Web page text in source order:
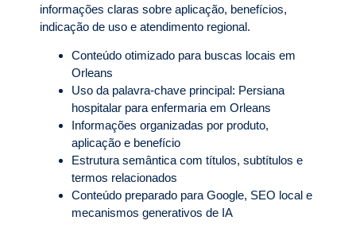
informações claras sobre aplicação, benefícios,
indicação de uso e atendimento regional.
Conteúdo otimizado para buscas locais em
Orleans
Uso da palavra-chave principal: Persiana
hospitalar para enfermaria em Orleans
Informações organizadas por produto,
aplicação e benefício
Estrutura semântica com títulos, subtítulos e
termos relacionados
Conteúdo preparado para Google, SEO local e
mecanismos generativos de IA